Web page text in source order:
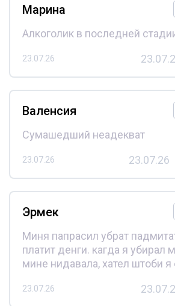
Марина
Алкоголик в последней
23.07.26
Валенсия
Сумашедший неадекват
23.07.26 23.07.26
Эрмек
Миня папрасил убрат
платит денги. кагда я убирал
мине нидавала, хател штоби я
23.07.26